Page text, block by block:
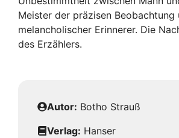
Meister der präzisen Beobachtung
melancholischer Erinnerer. Die
des Erzählers.
Autor: Botho Strauß
Verlag: Hanser